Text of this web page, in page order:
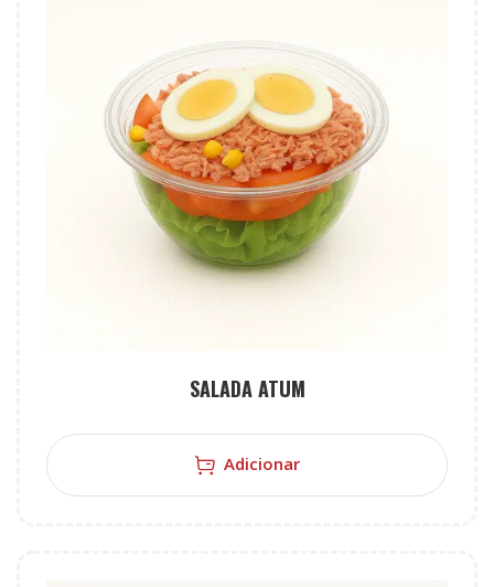
SALADA ATUM
Adicionar